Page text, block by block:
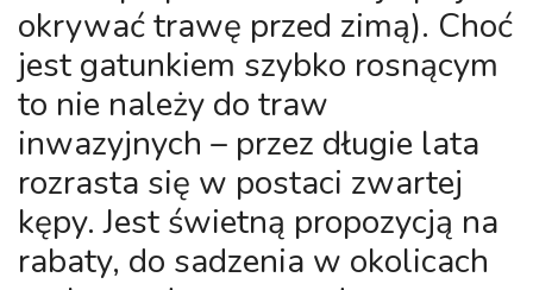
okrywać trawę przed zimą). Choć
jest gatunkiem szybko rosnącym
to nie należy do traw
inwazyjnych – przez długie lata
rozrasta się w postaci zwartej
kępy. Jest świetną propozycją na
rabaty, do sadzenia w okolicach